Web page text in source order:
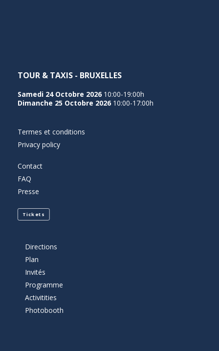
TOUR & TAXIS - BRUXELLES
Samedi 24 Octobre 2026 10:00-19:00h
Dimanche 25 Octobre 2026 10:00-17:00h
Termes et conditions
Privacy policy
Contact
FAQ
Presse
Tickets
Directions
Plan
Invités
Programme
Activitities
Photobooth